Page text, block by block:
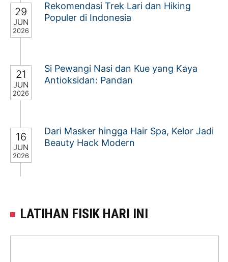
29
JUN
2026
Rekomendasi Trek Lari dan Hiking
Populer di Indonesia
21
JUN
2026
Si Pewangi Nasi dan Kue yang Kaya
Antioksidan: Pandan
16
JUN
2026
Dari Masker hingga Hair Spa, Kelor Jadi
Beauty Hack Modern
LATIHAN FISIK HARI INI